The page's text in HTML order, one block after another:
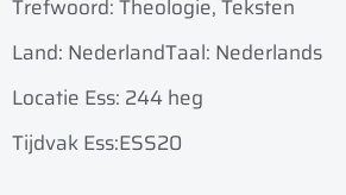
Trefwoord: Theologie, Teksten
Land: NederlandTaal: Nederlands
Locatie Ess: 244 heg
Tijdvak Ess:ESS20